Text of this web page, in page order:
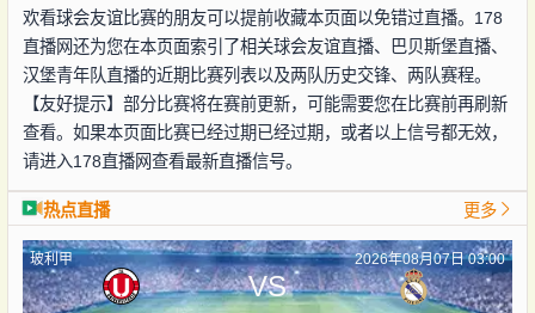
欢看球会友谊比赛的朋友可以提前收藏本页面以免错过直播。178
直播网还为您在本页面索引了相关球会友谊直播、巴贝斯堡直播、
汉堡青年队直播的近期比赛列表以及两队历史交锋、两队赛程。
【友好提示】部分比赛将在赛前更新，可能需要您在比赛前再刷新
查看。如果本页面比赛已经过期已经过期，或者以上信号都无效，
请进入178直播网查看最新直播信号。
热点直播 更多
玻利甲 2026年08月07日 03:00
VS